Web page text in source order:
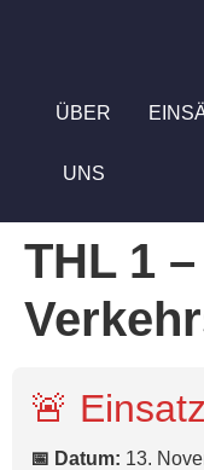
ÜBER
UNS
THL 1
🚨
📅 Datum: 13.